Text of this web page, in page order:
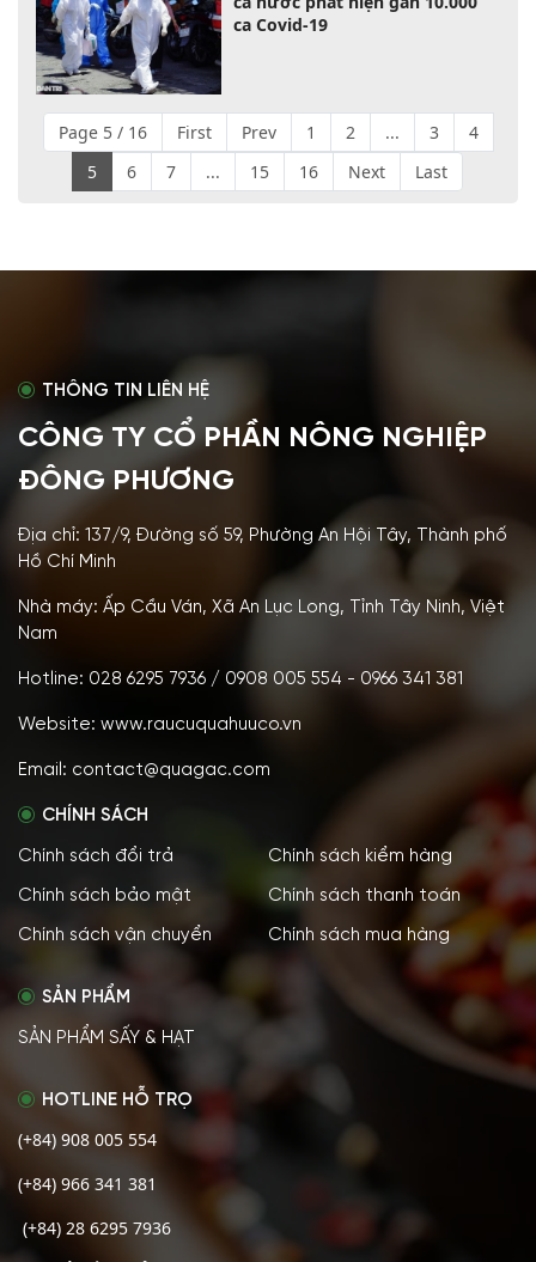
ca Covid-19
Page 5 / 16 First Prev 1 2 ... 3
4
5
6 7 ... 15 16 Next Last
THÔNG TIN LIÊN HỆ
CÔNG TY CỔ PHẦN NÔNG NGHIỆP
ĐÔNG PHƯƠNG
Địa chỉ: 137/9, Đường số 59, Phường An Hội Tây, Thành phố
Hồ Chí Minh
Nhà máy: Ấp Cầu Ván, Xã An Lục Long, Tỉnh Tây Ninh, Việt
Nam
Hotline: 028 6295 7936 / 0908 005 554 - 0966 341 381
Website: www.raucuquahuuco.vn
Email: contact@quagac.com
CHÍNH SÁCH
Chính sách đổi trả Chính sách kiểm hàng
Chính sách bảo mật Chính sách thanh toán
Chính sách vận chuyển Chính sách mua hàng
SẢN PHẨM
SẢN PHẨM SẤY & HẠT
HOTLINE HỖ TRỌ
(+84) 908 005 554
(+84) 966 341 381
(+84) 28 6295 7936